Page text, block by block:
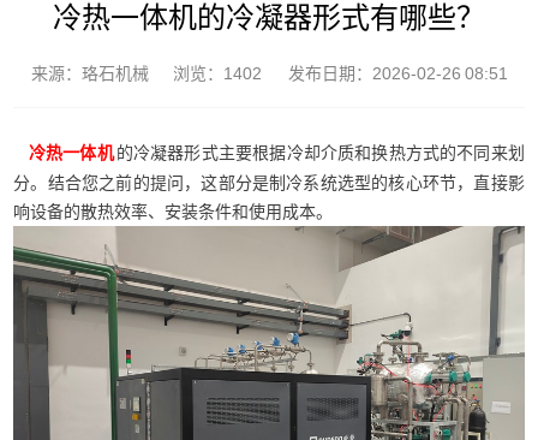
冷热一体机的冷凝器形式有哪些？
来源：珞石机械 浏览：1402 发布日期：2026-02-26 08:51
冷热一体机 的冷凝器形式主要根据冷却介质和换热方式的不同来划
分。结合您之前的提问，这部分是制冷系统选型的核心环节，直接影
响设备的散热效率、安装条件和使用成本。